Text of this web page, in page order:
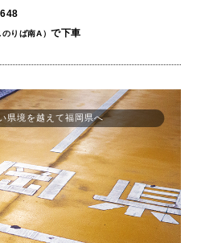
のりば南A）で下車
県境を越えて福岡県へ